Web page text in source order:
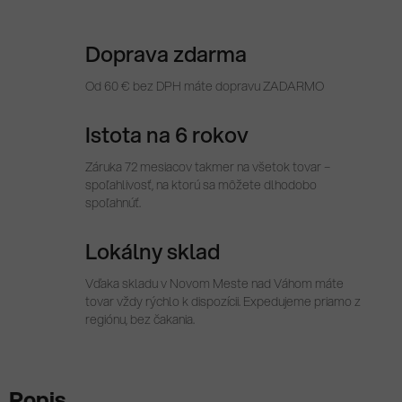
Doprava zdarma
Od 60 € bez DPH máte dopravu ZADARMO
Istota na 6 rokov
Záruka 72 mesiacov takmer na všetok tovar –
spoľahlivosť, na ktorú sa môžete dlhodobo
spoľahnúť.
Lokálny sklad
Vďaka skladu v Novom Meste nad Váhom máte
tovar vždy rýchlo k dispozícii. Expedujeme priamo z
regiónu, bez čakania.